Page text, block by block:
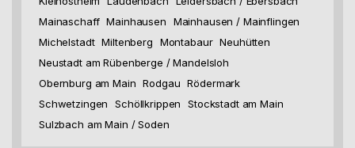
Mainaschaff Mainhausen
Mainhausen / Mainflingen
Michelstadt Miltenberg Montabaur Neuhütten
Neustadt am Rübenberge / Mandelsloh
Obernburg am Main Rodgau Rödermark
Schwetzingen
Schöllkrippen
Stockstadt am Main
Sulzbach am Main / Soden